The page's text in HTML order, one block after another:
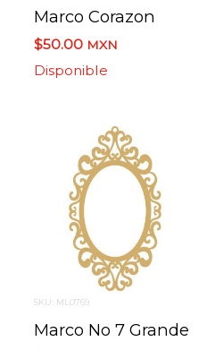
Marco Corazon
$50.00 MXN
Disponible
SKU: ML0769
Marco No 7 Grande